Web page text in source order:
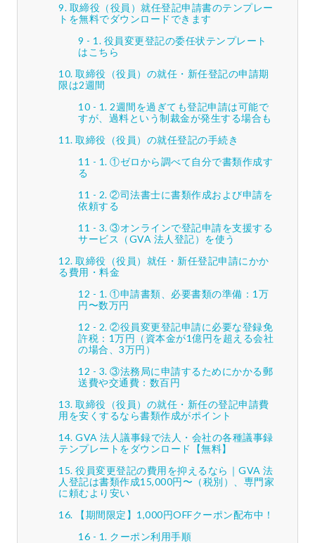
取締役（役員）就任登記申請書のテンプレー
トを無料でダウンロードできます
役員変更登記の委任状テンプレート
はこちら
取締役（役員）の就任・新任登記の申請期
限は2週間
2週間を過ぎても登記申請は可能で
すが、過料という制裁金が発生する場合も
取締役（役員）の就任登記の手続き
①ゼロから調べて自分で書類作成す
る
②司法書士に書類作成および申請を
依頼する
③オンラインで登記申請を支援する
サービス（GVA 法人登記）を使う
取締役（役員）就任・新任登記申請にかか
る費用・料金
①申請書類、必要書類の準備：1万
円〜数万円
②役員変更登記申請に必要な登録免
許税：1万円（資本金が1億円を超える会社
の場合、3万円）
③法務局に申請するためにかかる郵
送費や交通費：数百円
取締役（役員）の就任・新任の登記申請費
用を安くするなら書類作成がポイント
GVA 法人議事録で法人・会社の各種議事録
テンプレートをダウンロード【無料】
役員変更登記の費用を抑えるなら｜GVA 法
人登記は書類作成15,000円〜（税別）、専門家
に頼むより安い
【期間限定】1,000円OFFクーポン配布中！
クーポン利用手順